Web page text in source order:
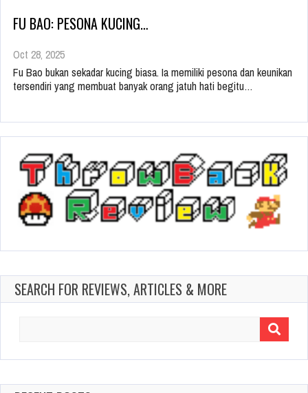
FU BAO: PESONA KUCING…
Oct 28, 2025
Fu Bao bukan sekadar kucing biasa. Ia memiliki pesona dan keunikan
tersendiri yang membuat banyak orang jatuh hati begitu…
SEARCH FOR REVIEWS, ARTICLES & MORE